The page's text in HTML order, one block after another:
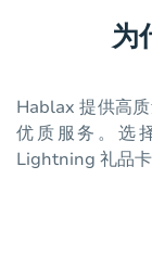
为
Hablax 提供高
优质服务。选
Lightning 礼品卡